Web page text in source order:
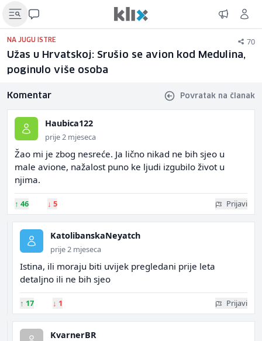
NA JUGU ISTRE 70
Užas u Hrvatskoj: Srušio se avion kod Medulina,
poginulo više osoba
Komentar Povratak na članak
Haubica122
prije 2 mjeseca
Žao mi je zbog nesreće. Ja lično nikad ne bih sjeo u
male avione, nažalost puno ke ljudi izgubilo život u
njima.
↑ 46 ↓ 5 Prijavi
KatolibanskaNeyatch
prije 2 mjeseca
Istina, ili moraju biti uvijek pregledani prije leta
detaljno ili ne bih sjeo
↑ 17 ↓ 1 Prijavi
KvarnerBR